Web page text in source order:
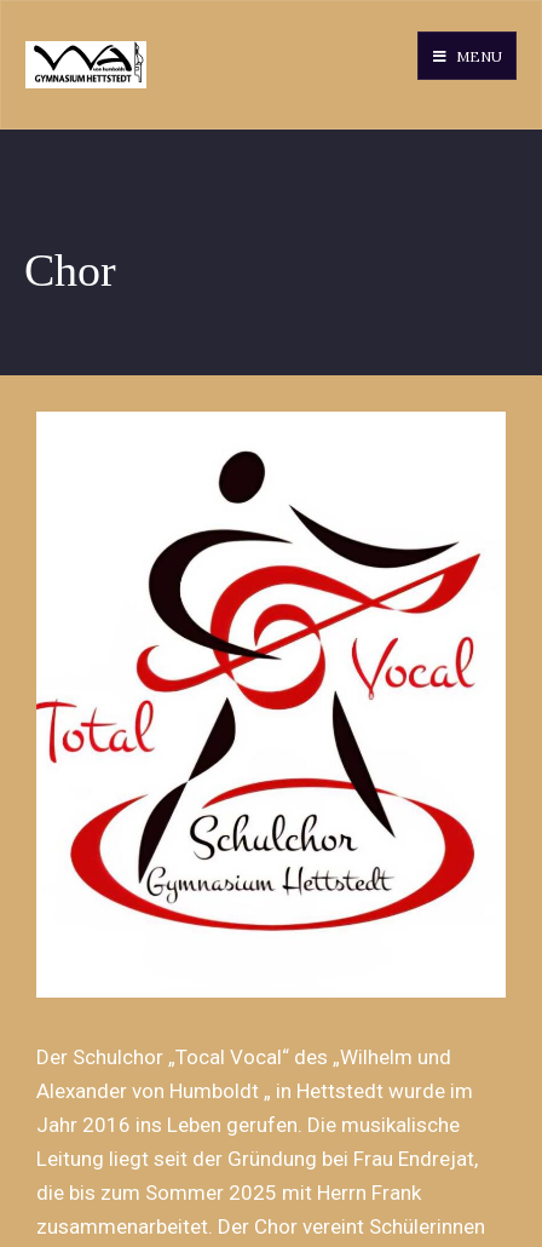
MENU
Chor
Der Schulchor „Tocal Vocal“ des „Wilhelm und
Alexander von Humboldt „ in Hettstedt wurde im
Jahr 2016 ins Leben gerufen. Die musikalische
Leitung liegt seit der Gründung bei Frau Endrejat,
die bis zum Sommer 2025 mit Herrn Frank
zusammenarbeitet. Der Chor vereint Schülerinnen